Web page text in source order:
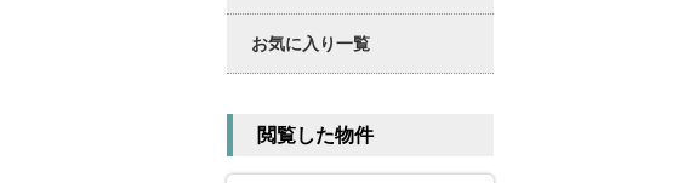
お気に入り一覧
閲覧した物件